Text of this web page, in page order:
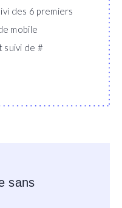
des 6 premiers
mobile
suivi de #
sans